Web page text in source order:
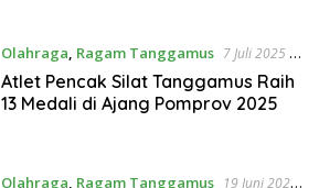
Olahraga, Ragam Tanggamus 7 Juli 2025 |
10:14
Atlet Pencak Silat Tanggamus Raih
13 Medali di Ajang Pomprov 2025
Olahraga, Ragam Tanggamus
19 Juni 2025